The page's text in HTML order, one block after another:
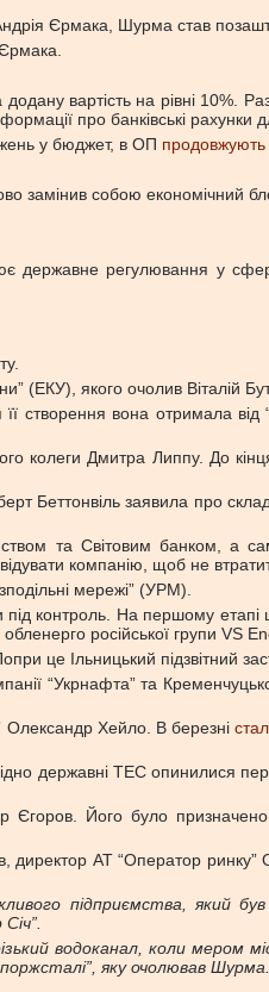
Єрмака, Шурма став
вартість на рівні 10%.
про банківські рахунки
у бюджет, в ОП продовжують
замінив собою економічний
державне регулювання у
(ЕКУ), якого очолив Віталій
її створення вона отримала
колеги Дмитра Липпу. До
Беттонвіль заявила про
та Світовим банком, а
компанію, щоб не
мережі” (УРМ).
під контроль. На першому
російської групи VS
це Ільницький підзвітний
“Укрнафта” та
Олександр Хейло. В березні
державні ТЕС опинилися
Єгоров. Його було
директор АТ “Оператор
підприємства, який
водоканал, коли мером
яку очолював Шурма.